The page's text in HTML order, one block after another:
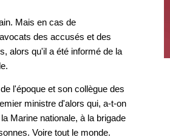
Mais en cas de
des accusés et des
alors qu'il a été informé de la
l'époque et son collègue des
ministre d'alors qui, a-t-on
Marine nationale, à la brigade
Voire tout le monde.